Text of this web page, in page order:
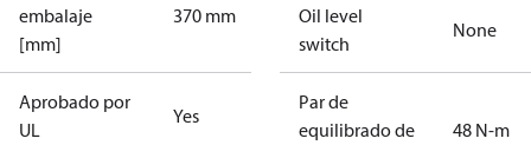
embalaje
[mm]
370 mm
Aprobado por
UL
Yes
Oil level
switch
None
Par de
equilibrado de
48 N-m